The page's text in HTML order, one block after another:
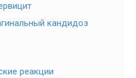
кандидоз
реакции